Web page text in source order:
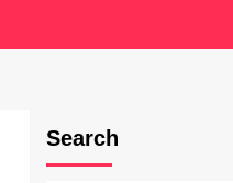
Search